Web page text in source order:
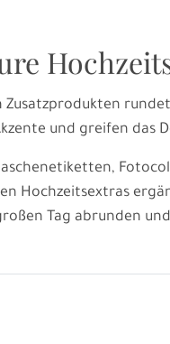
und greifen das
Hochzeitsextras
Tag abrunden